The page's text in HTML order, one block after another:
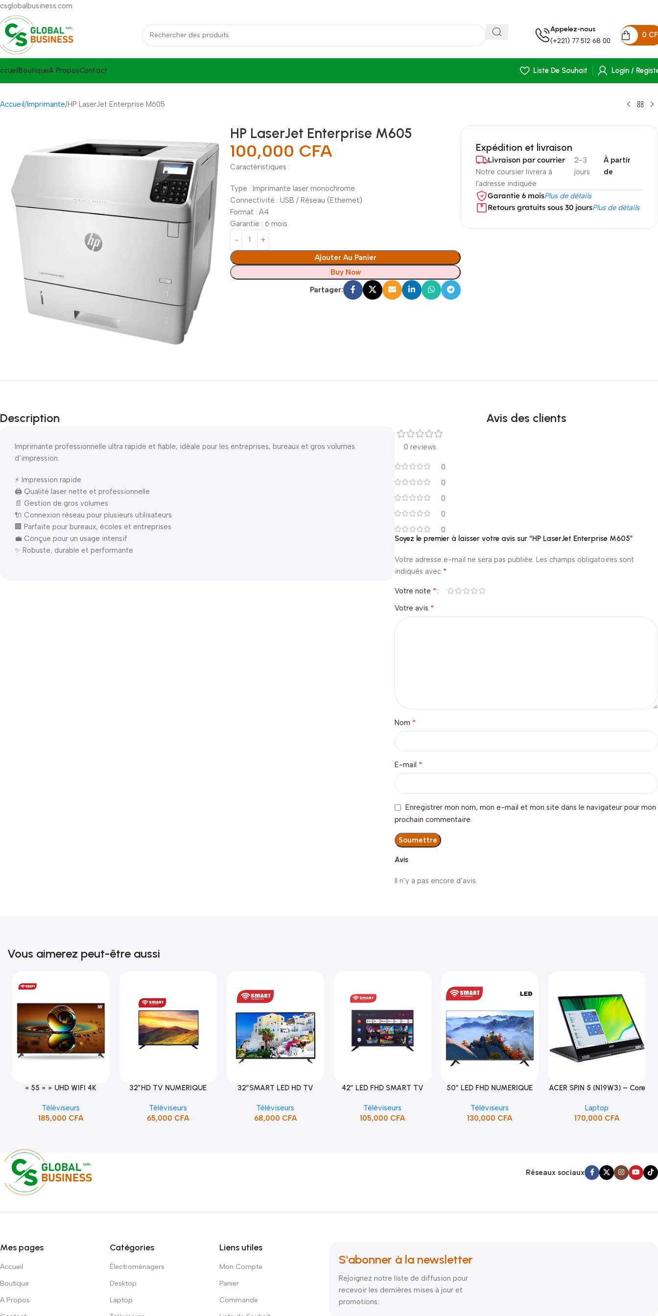
csglobalbusiness.com
Appelez-nous
(+221) 77 512 68 00
0
BoutiqueA ProposContact Liste De Souhait Login /
Accueil Imprimante HP LaserJet Enterprise M605
HP LaserJet Enterprise M605
100,000 CFA
Caractéristiques :
Type : Imprimante laser monochrome
Connectivité : USB / Réseau (Ethernet)
Format : A4
Garantie : 6 mois
Ajouter Au Panier
Buy Now
Partager:
Expédition et livraison
Livraison par courrier
Notre coursier livrera à
l'adresse indiquée
2-3
jours
À partir
de
Garantie 6 moisPlus de détails
Retours gratuits sous 30 joursPlus de détails
Description
Imprimante professionnelle ultra rapide et fiable, idéale pour les entreprises, bureaux et gros volumes
d’impression.
⚡ Impression rapide
🖨️ Qualité laser nette et professionnelle
📄 Gestion de gros volumes
🔌 Connexion réseau pour plusieurs utilisateurs
🏢 Parfaite pour bureaux, écoles et entreprises
💼 Conçue pour un usage intensif
✨ Robuste, durable et performante
Avis des clients
0 reviews
0
0
0
0
0
Avis
Il n’y a pas encore d’avis.
Soyez le premier à laisser votre avis sur “HP LaserJet Enterprise M605”
Votre adresse e-mail ne sera pas publiée. Les champs obligatoires sont
indiqués avec *
Votre note *
Votre avis *
Nom *
E-mail *
Enregistrer mon nom, mon e-mail et mon site dans le navigateur pour mon
prochain commentaire.
Vous aimerez peut-être aussi
Ajouter Au Panier
« 55 » » UHD WIFI 4K
Téléviseurs
185,000 CFA
Ajouter Au Panier
32″HD TV NUMERIQUE
BORDURE/SUPPORT(STT-
5132A)
Téléviseurs
65,000 CFA
Ajouter Au Panier
32″SMART LED HD TV
5132SA)
Téléviseurs
68,000 CFA
Ajouter Au Panier
42″ LED FHD SMART TV
Téléviseurs
105,000 CFA
Ajouter Au Panier
50″ LED FHD NUMERIQUE
Téléviseurs
130,000 CFA
Ajouter Au Panier
ACER SPIN 5 (N19W3) – Core
Laptop
170,000 CFA
Réseaux sociaux
Mes pages
Accueil
Boutique
A Propos
Catégories
Électroménagers
Desktop
Laptop
Liens utiles
Mon Compte
Panier
Commande
S'abonner à la newsletter
Rejoignez notre liste de diffusion pour
recevoir les dernières mises à jour et
promotions.